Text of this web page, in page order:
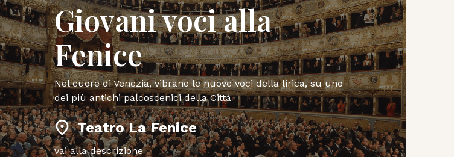
Giovani voci alla
Fenice
Nel cuore di Venezia, vibrano le nuove voci della lirica, su uno
dei più antichi palcoscenici della Città
Teatro La Fenice
vai alla descrizione